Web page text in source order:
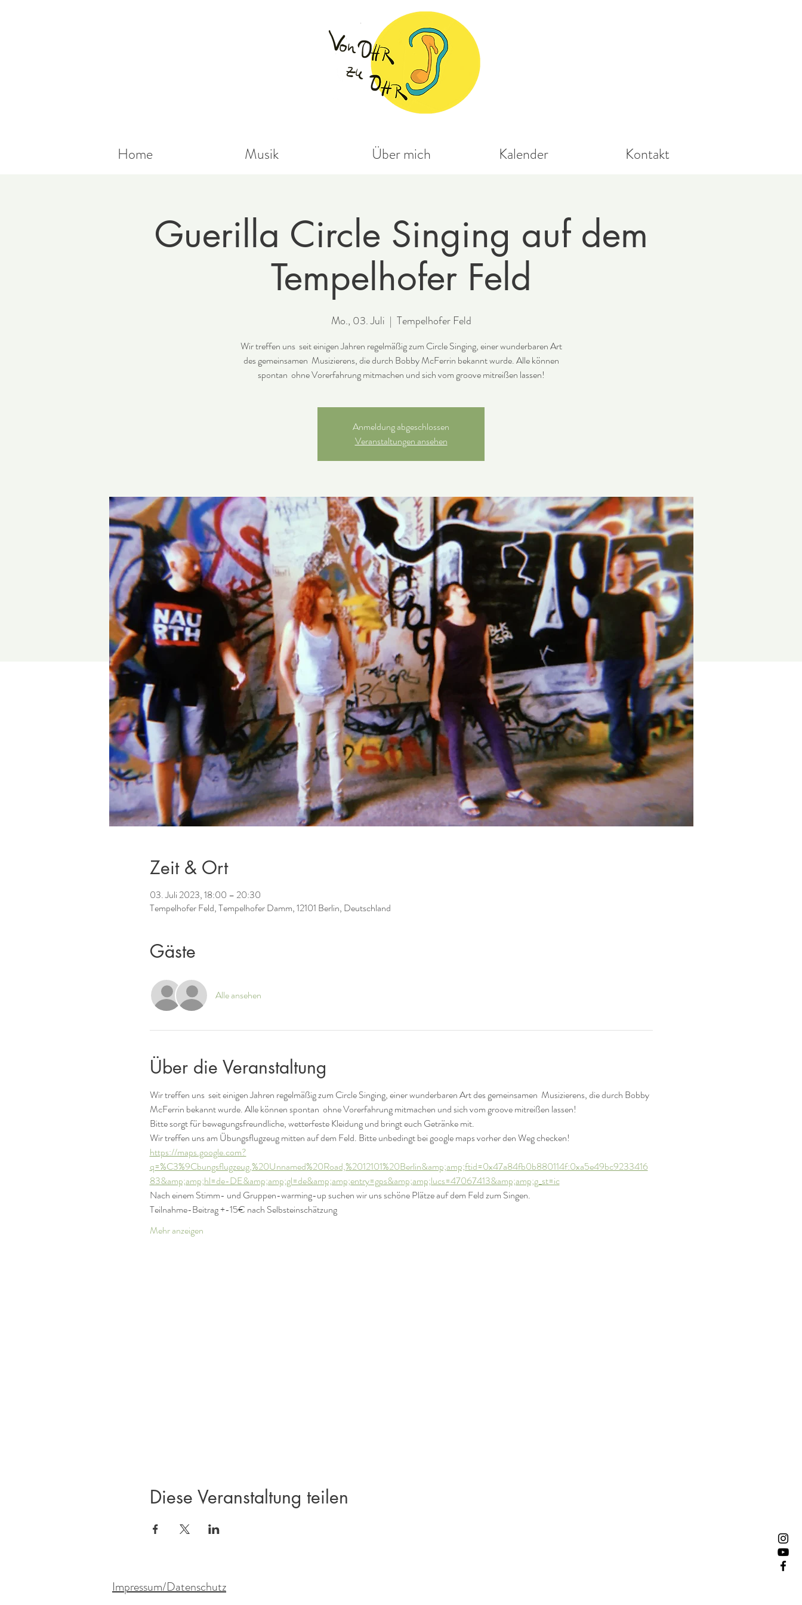
Home Musik Über mich Kalender Kontakt
Guerilla Circle Singing auf dem
Tempelhofer Feld
Mo., 03. Juli
  |
Tempelhofer Feld
Wir treffen uns seit einigen Jahren regelmäßig zum Circle Singing, einer wunderbaren Art
des gemeinsamen Musizierens, die durch Bobby McFerrin bekannt wurde. Alle können
Anmeldung abgeschlossen
Veranstaltungen ansehen
Zeit & Ort
03. Juli 2023, 18:00 – 20:30
Tempelhofer Feld, Tempelhofer Damm, 12101 Berlin, Deutschland
Gäste
Alle ansehen
Über die Veranstaltung
Wir treffen uns  seit einigen Jahren regelmäßig zum Circle Singing, einer wunderbaren Art des gemeinsamen  Musizierens, die durch Bobby
McFerrin bekannt wurde. Alle können spontan  ohne Vorerfahrung mitmachen und sich vom groove mitreißen lassen!
Bitte sorgt für bewegungsfreundliche, wetterfeste Kleidung und bringt euch Getränke mit.
Wir treffen uns am Übungsflugzeug mitten auf dem Feld. Bitte unbedingt bei google maps vorher den Weg checken!
https://maps.google.com?
q=%C3%9Cbungsflugzeug,%20Unnamed%20Road,%2012101%20Berlin&amp;amp;ftid=0x47a84fb0b880114f:0xa5e49bc9233416
83&amp;amp;hl=de-DE&amp;amp;gl=de&amp;amp;entry=gps&amp;amp;lucs=47067413&amp;amp;g_st=ic
Nach einem Stimm- und Gruppen-warming-up suchen wir uns schöne Plätze auf dem Feld zum Singen.
Teilnahme-Beitrag +-15€ nach Selbsteinschätzung
Mehr anzeigen
Diese Veranstaltung teilen
Impressum/Datenschutz